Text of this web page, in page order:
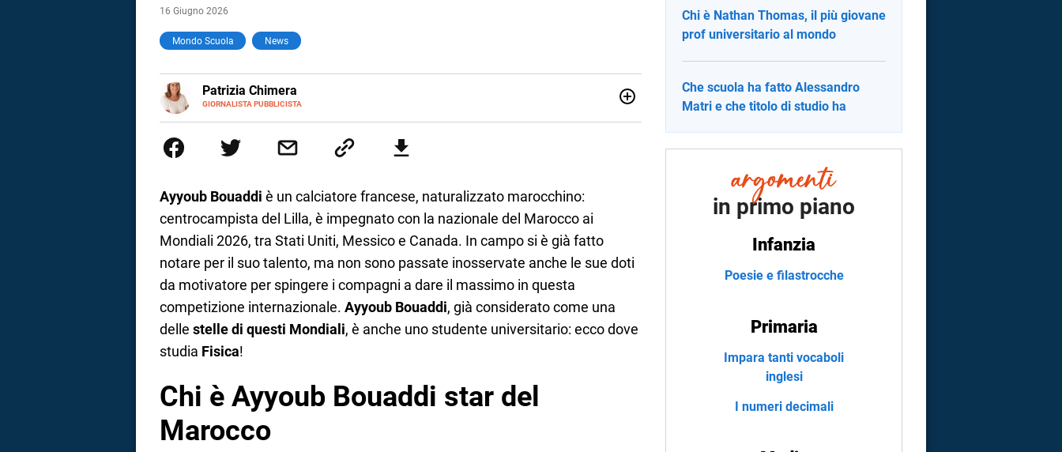
16 Giugno 2026
Mondo Scuola News
Patrizia Chimera
GIORNALISTA PUBBLICISTA
E-
MAIL
LINKEDIN
comunicazione specializzandosi nella scrittura di articoli sul mondo scolastico.
Ayyoub Bouaddi è un calciatore francese, naturalizzato marocchino:
centrocampista del Lilla, è impegnato con la nazionale del Marocco ai
Mondiali 2026, tra Stati Uniti, Messico e Canada. In campo si è già fatto
notare per il suo talento, ma non sono passate inosservate anche le sue doti
da motivatore per spingere i compagni a dare il massimo in questa
competizione internazionale. Ayyoub Bouaddi, già considerato come una
delle stelle di questi Mondiali, è anche uno studente universitario: ecco dove
studia Fisica!
Chi è Ayyoub Bouaddi star del
Marocco
Chi è Nathan Thomas, il più giovane
prof universitario al mondo
Che scuola ha fatto Alessandro
Matri e che titolo di studio ha
in primo piano
Infanzia
Poesie e filastrocche
Primaria
Impara tanti vocaboli
inglesi
I numeri decimali